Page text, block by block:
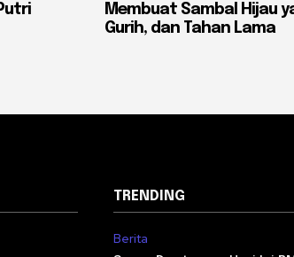
Membuat Sambal Hijau
Gurih, dan Tahan Lama
TRENDING
Berita